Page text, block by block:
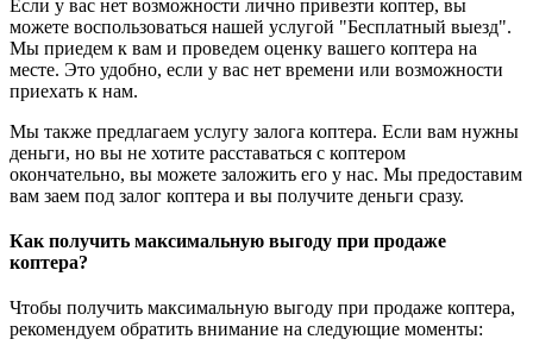
Если у вас нет возможности лично привезти коптер, вы
можете воспользоваться нашей услугой "Бесплатный выезд".
Мы приедем к вам и проведем оценку вашего коптера на
месте. Это удобно, если у вас нет времени или возможности
приехать к нам.
Мы также предлагаем услугу залога коптера. Если вам нужны
деньги, но вы не хотите расставаться с коптером
окончательно, вы можете заложить его у нас. Мы предоставим
вам заем под залог коптера и вы получите деньги сразу.
Как получить максимальную выгоду при продаже
коптера?
Чтобы получить максимальную выгоду при продаже коптера,
рекомендуем обратить внимание на следующие моменты: